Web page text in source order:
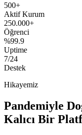
500+
Aktif Kurum
250.000+
Öğrenci
%99.9
Uptime
7/24
Destek
Hikayemiz
Pandemiyle
Kalıcı Bir